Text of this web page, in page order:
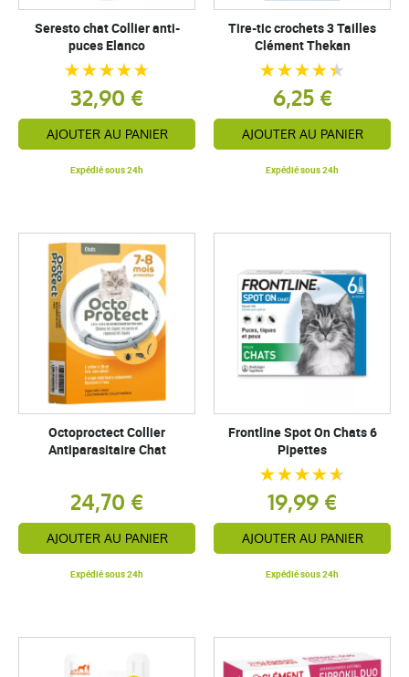
Seresto chat Collier anti-
puces Elanco
32,90 €
AJOUTER AU PANIER
Expédié sous 24h
Tire-tic crochets 3 Tailles
Clément Thekan
6,25 €
AJOUTER AU PANIER
Expédié sous 24h
Octoproctect Collier
Antiparasitaire Chat
24,70 €
AJOUTER AU PANIER
Expédié sous 24h
Frontline Spot On Chats 6
Pipettes
19,99 €
AJOUTER AU PANIER
Expédié sous 24h